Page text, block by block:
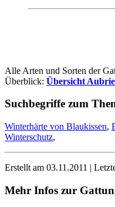
Alle Arten und Sorten der
Überblick: Übersicht
Suchbegriffe zum
Winterhärte von Blaukissen,
Winterschutz,
Erstellt am 03.11.2011 |
Mehr Infos zur